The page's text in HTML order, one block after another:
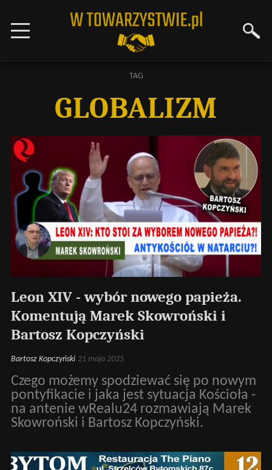
TAG
GLOBALIZM
Leon XIV - wybór nowego papieża.
Komentują Marek Skowroński i
Bartosz Kopczyński
Bartosz Kopczyński 21 maja 2025
Czego możemy spodziewać się po nowym
pontyfikacie i jaka jest sytuacja Kościoła -
na antenie wRealu24 rozmawiają Marek
Skowroński i Bartosz Kopczyński.